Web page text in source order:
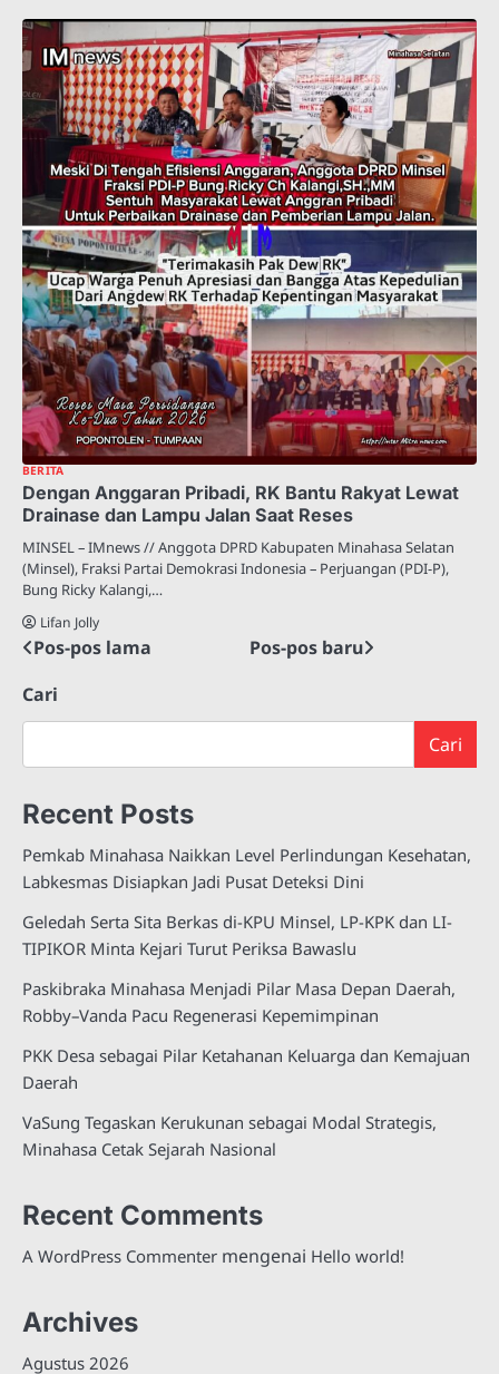
BERITA
Dengan Anggaran Pribadi, RK Bantu Rakyat Lewat
Drainase dan Lampu Jalan Saat Reses
MINSEL – IMnews // Anggota DPRD Kabupaten Minahasa Selatan
(Minsel), Fraksi Partai Demokrasi Indonesia – Perjuangan (PDI-P),
Bung Ricky Kalangi,…
Lifan Jolly
Navigasi
pos
Pos-pos lama
Pos-pos baru
Cari
Cari
Recent Posts
Pemkab Minahasa Naikkan Level Perlindungan Kesehatan,
Labkesmas Disiapkan Jadi Pusat Deteksi Dini
Geledah Serta Sita Berkas di-KPU Minsel, LP-KPK dan LI-
TIPIKOR Minta Kejari Turut Periksa Bawaslu
Paskibraka Minahasa Menjadi Pilar Masa Depan Daerah,
Robby–Vanda Pacu Regenerasi Kepemimpinan
PKK Desa sebagai Pilar Ketahanan Keluarga dan Kemajuan
Daerah
VaSung Tegaskan Kerukunan sebagai Modal Strategis,
Minahasa Cetak Sejarah Nasional
Recent Comments
A WordPress Commenter mengenai Hello world!
Archives
Agustus 2026